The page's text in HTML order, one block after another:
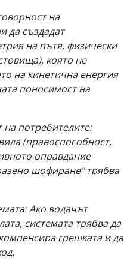
на
да създадат
на пътя, физически
която не
на кинетична енергия
поносимост на
потребителите:
(правоспособност,
оправдание
шофиране" трябва
Ако водачът
системата трябва да
грешката и да